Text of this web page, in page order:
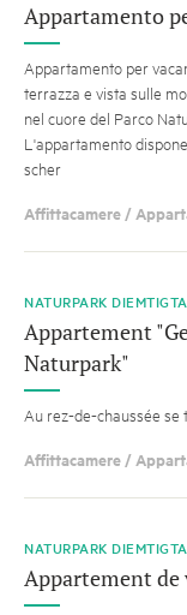
Appartamento
Appartamento per
terrazza e vista sulle
nel cuore del Parco
L'appartamento
scher
Affittacamere /
NATURPARK
Appartement
Naturpark"
Au rez-de-chaussée se
Affittacamere /
NATURPARK
Appartement de